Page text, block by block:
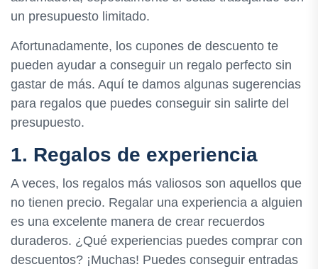
un presupuesto limitado.
Afortunadamente, los cupones de descuento te
pueden ayudar a conseguir un regalo perfecto sin
gastar de más. Aquí te damos algunas sugerencias
para regalos que puedes conseguir sin salirte del
presupuesto.
1. Regalos de experiencia
A veces, los regalos más valiosos son aquellos que
no tienen precio. Regalar una experiencia a alguien
es una excelente manera de crear recuerdos
duraderos. ¿Qué experiencias puedes comprar con
descuentos? ¡Muchas! Puedes conseguir entradas